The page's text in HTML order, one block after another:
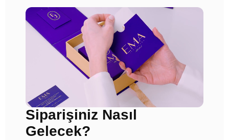
Siparişiniz Nasıl
Gelecek?